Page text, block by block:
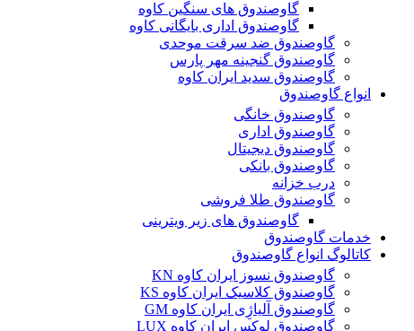
گاوصندوق های سنگین کاوه
گاوصندوق اداری بایگانی کاوه
گاوصندوق ضد سرقت موحدی
گاوصندوق گنجینه مهر پارس
گاوصندوق سدید ایران کاوه
انواع گاوصندوق
گاوصندوق خانگی
گاوصندوق اداری
گاوصندوق دیجیتال
گاوصندوق بانکی
درب خزانه
گاوصندوق طلا فروشی
گاوصندوق های زیر ویترینی
خدمات گاوصندوق
کاتالوگ انواع گاوصندوق
گاوصندوق نسوز ایران کاوه KN
گاوصندوق کلاسیک ایران کاوه KS
گاوصندوق آلیاژِی ایران کاوه GM
گاوصندوق لوکس ایران کاوه LUX